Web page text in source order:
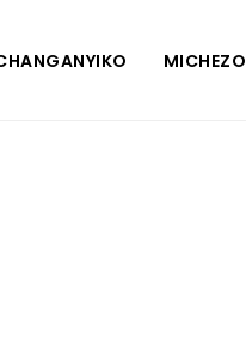
MICHEZO